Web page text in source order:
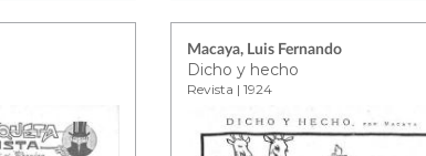
Macaya, Luis Fernando
Dicho y hecho
Revista | 1924